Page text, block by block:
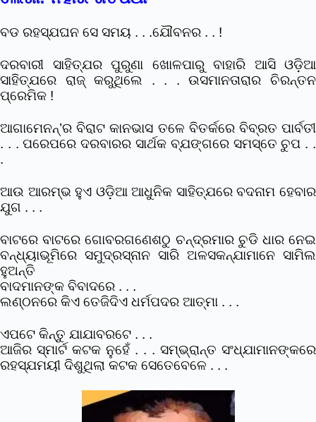
ବଡ ରହସ୍ଯଘନ ସେ ସମୟ . . .ଯୌବନର . . !
ଦରବାରୀ ସାହିତ୍ଯର ପୁରୁଣା ଖୋଳପାରୁ ବାହାରି ଆସି ଓଡ଼ିଆ
ସାହିତ୍ଯରେ ରାଜ୍ କରୁଥିଲେ . . . ଉସମାନତାରାର ଚିରନ୍ତନ
ପ୍ରେମିକ !
ଆଗାମେନନ୍’ର ବିରାଟ କାନଭାସ ତଳେ ବିତର୍କରେ ବିବ୍ରତ ପାର୍ବତୀ
. . . ପରେପରେ ଦରବାରର ସାର୍ଥକ ବ୍ଯଙ୍ଗରେ ସମସ୍ତେ ଚୁପ . .
.
ଆଉ ଆରମ୍ଭ ହୁଏ ଓଡ଼ିଆ ଆଧୁନିକ ସାହିତ୍ଯରେ ବଦନାମ ହେବାର
ଯୁଗ . . .
ବାଟରେ ବାଟରେ ଗୋବରଗଣେଶଠୁ ଚନ୍ଦ୍ରମାର ଚୁଡି ଧାର ନେଇ
ବନ୍ଧ୍ୟାଭୂମିରେ ସମୁଦ୍ରସ୍ନାନ ସାରି ଅଳସକନ୍ଯାମାନେ ସାମିଲ
ହୁଅନ୍ତି
ବାଦମାନଙ୍କ ବିବାଦରେ . . .
ଲଣ୍ଠନରେ କିଏ ତେଜିଦିଏ ଧର୍ମପଦର ଆତ୍ମା . . .
ଏପଟେ କିନ୍ତୁ ଯାଯାବରଟେ . . .
ଆଜିର ସ୍ମାର୍ଟ କଟକ ନୁହେଁ . . . ସମ୍ଭ୍ରାନ୍ତ ସଂଧ୍ଯାମାନଙ୍କରେ
ରହସ୍ଯମୟୀ ଦିଶୁଥିଲା କଟକ ସେତେବେଳେ . . .